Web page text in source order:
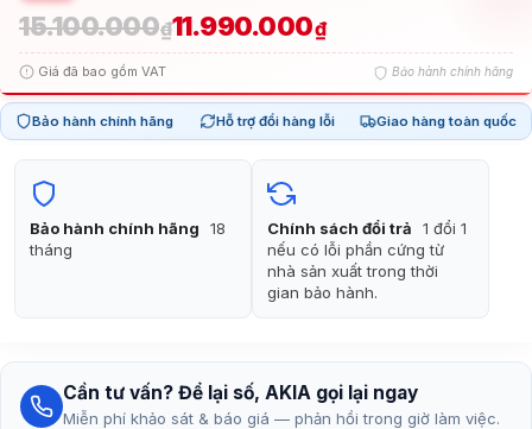
15.100.000₫
Giá
gốc
là:
15.100.000₫.
11.990.000₫
Giá
hiện
tại
là:
11.990.000₫.
Giá đã bao gồm VAT Bảo hành chính hãng
Bảo hành chính hãng Hỗ trợ đổi hàng lỗi Giao hàng toàn quốc
Bảo hành chính hãng
18
tháng
Chính sách đổi trả
1 đổi 1
nếu có lỗi phần cứng từ
nhà sản xuất trong thời
gian bảo hành.
Cần tư vấn? Để lại số, AKIA gọi lại ngay
Miễn phí khảo sát & báo giá — phản hồi trong giờ làm việc.